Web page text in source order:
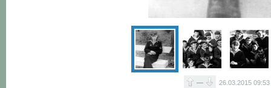
— 26.03.201509:53